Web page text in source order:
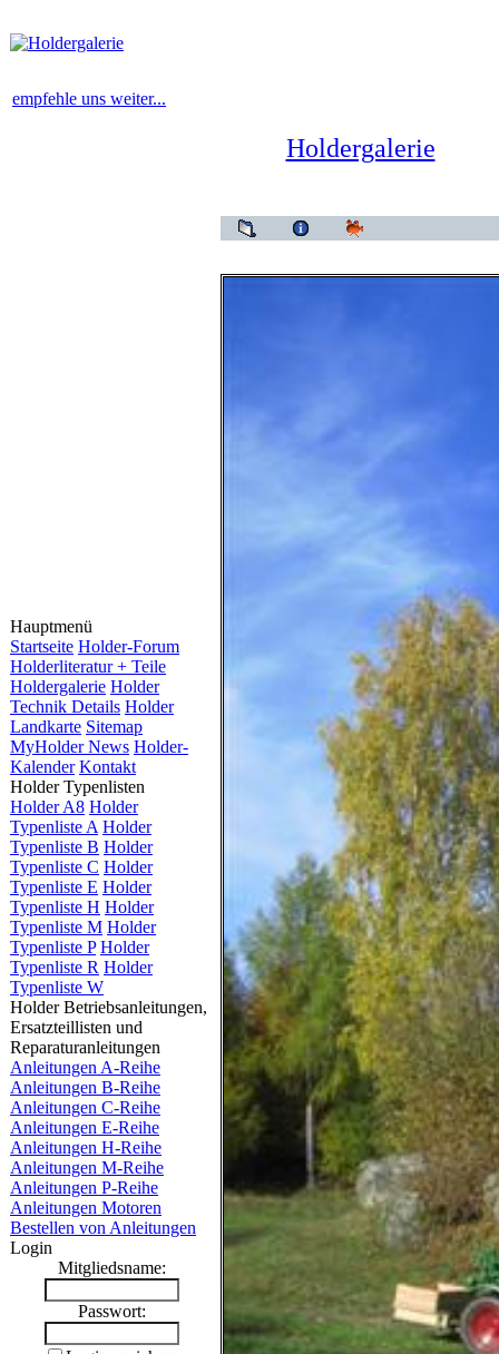
empfehle uns weiter...
Hauptmenü
Startseite Holder-Forum
Holderliteratur + Teile
Holdergalerie Holder
Technik Details Holder
Landkarte Sitemap
MyHolder News Holder-
Kalender Kontakt
Holder Typenlisten
Holder A8 Holder
Typenliste A Holder
Typenliste B Holder
Typenliste C Holder
Typenliste E Holder
Typenliste H Holder
Typenliste M Holder
Typenliste P Holder
Typenliste R Holder
Typenliste W
Holder Betriebsanleitungen,
Ersatzteillisten und
Reparaturanleitungen
Anleitungen A-Reihe
Anleitungen B-Reihe
Anleitungen C-Reihe
Anleitungen E-Reihe
Anleitungen H-Reihe
Anleitungen M-Reihe
Anleitungen P-Reihe
Anleitungen Motoren
Bestellen von Anleitungen
Login
Mitgliedsname:
Passwort:
Holdergalerie